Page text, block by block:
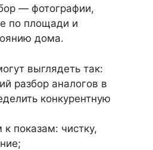
— фотографии,
по площади и
дома.
выглядеть так:
разбор аналогов в
конкурентную
показам: чистку,